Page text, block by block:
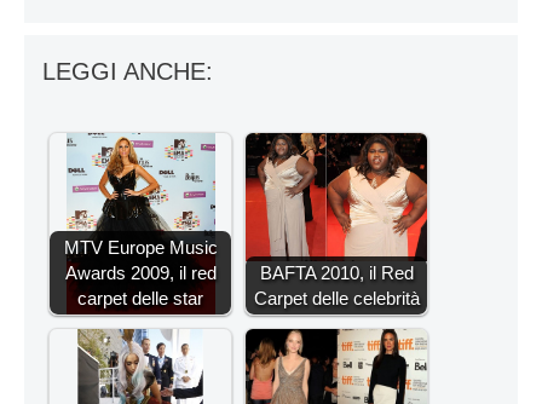
LEGGI ANCHE:
MTV Europe Music
Awards 2009, il red
carpet delle star
BAFTA 2010, il Red
Carpet delle celebrità